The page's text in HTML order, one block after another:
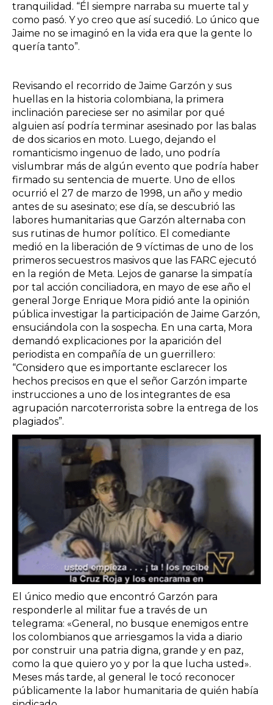
tranquilidad. “Él siempre narraba su muerte tal y
como pasó. Y yo creo que así sucedió. Lo único que
Jaime no se imaginó en la vida era que la gente lo
quería tanto”.
Revisando el recorrido de Jaime Garzón y sus
huellas en la historia colombiana, la primera
inclinación pareciese ser no asimilar por qué
alguien así podría terminar asesinado por las balas
de dos sicarios en moto. Luego, dejando el
romanticismo ingenuo de lado, uno podría
vislumbrar más de algún evento que podría haber
firmado su sentencia de muerte. Uno de ellos
ocurrió el 27 de marzo de 1998, un año y medio
antes de su asesinato; ese día, se descubrió las
labores humanitarias que Garzón alternaba con
sus rutinas de humor político. El comediante
medió en la liberación de 9 víctimas de uno de los
primeros secuestros masivos que las FARC ejecutó
en la región de Meta. Lejos de ganarse la simpatía
por tal acción conciliadora, en mayo de ese año el
general Jorge Enrique Mora pidió ante la opinión
pública investigar la participación de Jaime Garzón,
ensuciándola con la sospecha. En una carta, Mora
demandó explicaciones por la aparición del
periodista en compañía de un guerrillero:
“Considero que es importante esclarecer los
hechos precisos en que el señor Garzón imparte
instrucciones a uno de los integrantes de esa
agrupación narcoterrorista sobre la entrega de los
plagiados”.
El único medio que encontró Garzón para
responderle al militar fue a través de un
telegrama: «General, no busque enemigos entre
los colombianos que arriesgamos la vida a diario
por construir una patria digna, grande y en paz,
como la que quiero yo y por la que lucha usted».
Meses más tarde, al general le tocó reconocer
públicamente la labor humanitaria de quién había